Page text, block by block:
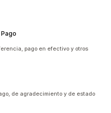
pago en efectivo y otros
de agradecimiento y de estado